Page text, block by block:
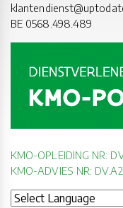
BE 0568.498.489
KMO-OPLEIDING NR:
KMO-ADVIES NR: